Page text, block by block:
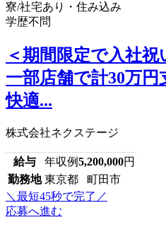
寮/社宅あり・住み込み
学歴不問
＜期間限定で入社
一部店舗で計30万
快適...
株式会社ネクステージ
給与 年収例5,200,000円
勤務地 東京都 町田市
＼最短45秒で完了／
応募へ進む